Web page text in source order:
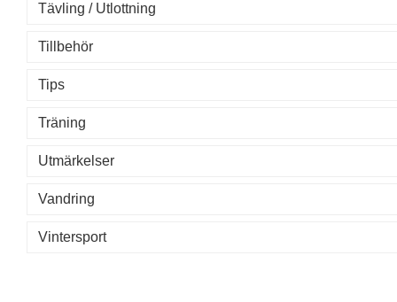
Tävling / Utlottning
Tillbehör
Tips
Träning
Utmärkelser
Vandring
Vintersport